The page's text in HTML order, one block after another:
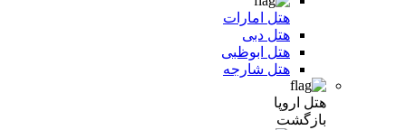
هتل امارات
هتل دبی
هتل ابوظبی
هتل شارجه
هتل اروپا
بازگشت